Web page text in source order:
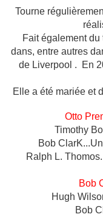
Tourne
Fait également du
dans, entre autres
de Liverpool .
En
Elle a été mariée et
Otto
Timothy
Bob
Ralph L.
Bob
Hugh
Bob